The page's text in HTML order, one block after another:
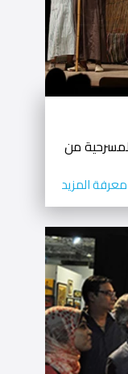
من
معرفة المزيد